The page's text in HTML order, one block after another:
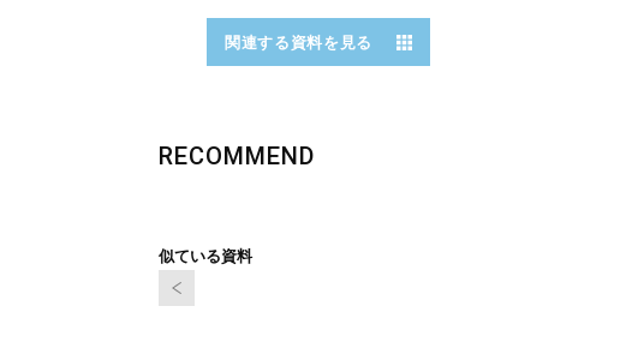
関連する資料を見る
RECOMMEND
似ている資料